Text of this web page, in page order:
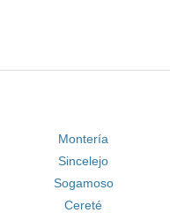
Montería
Sincelejo
Sogamoso
Cereté